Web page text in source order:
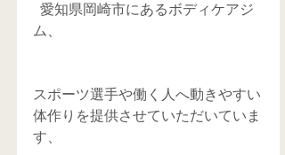
ム、
スポーツ選手や働く人へ動きやすい
体作りを提供させていただいていま
す、